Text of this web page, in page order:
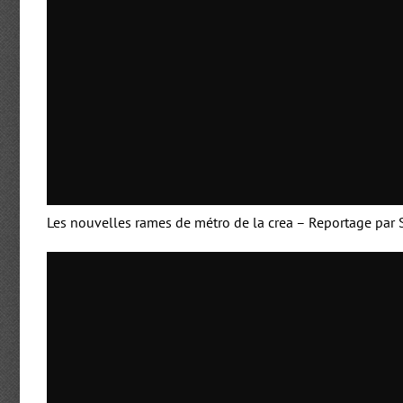
Les nouvelles rames de métro de la crea – Reportage par